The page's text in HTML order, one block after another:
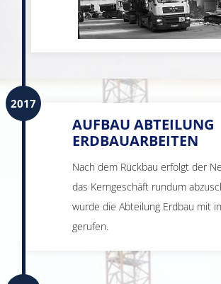
2017
AUFBAU ABTEILUNG
ERDBAUARBEITEN
Nach dem Rückbau erfolgt der
das Kerngeschäft rundum
wurde die Abteilung Erdbau mit
gerufen.